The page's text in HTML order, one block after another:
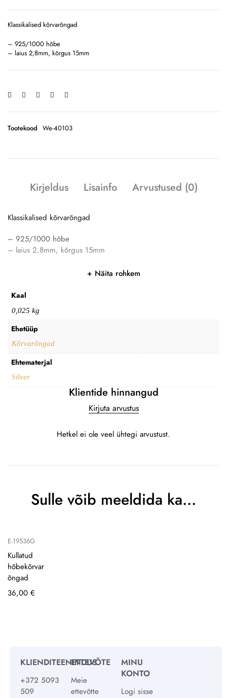
Klassikalised kõrvarõngad
– 925/1000 hõbe
– laius 2,8mm, kõrgus 15mm
Tootekood We-40103
Kirjeldus Lisainfo Arvustused (0)
Klassikalised kõrvarõngad
– 925/1000 hõbe
– laius 2,8mm, kõrgus 15mm
Näita rohkem
Kaal
0,025 kg
Ehetüüp
Kõrvarõngad
Ehtematerjal
Silver
Klientide hinnangud
Kirjuta arvustus
Hetkel ei ole veel ühtegi arvustust.
Sulle võib meeldida ka…
E-19536G
Kullatud
hõbekõrvar
õngad
36,00 €
KLIENDITEENINDUS
+372 5093
509
ETTEVÕTE
Meie
ettevõtte
MINU
KONTO
Logi sisse